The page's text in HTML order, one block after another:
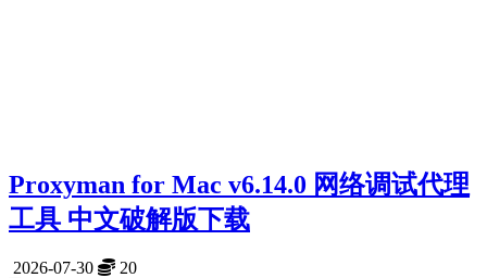
Proxyman for Mac v6.14.0 网络调试代理
工具 中文破解版下载
2026-07-30 20